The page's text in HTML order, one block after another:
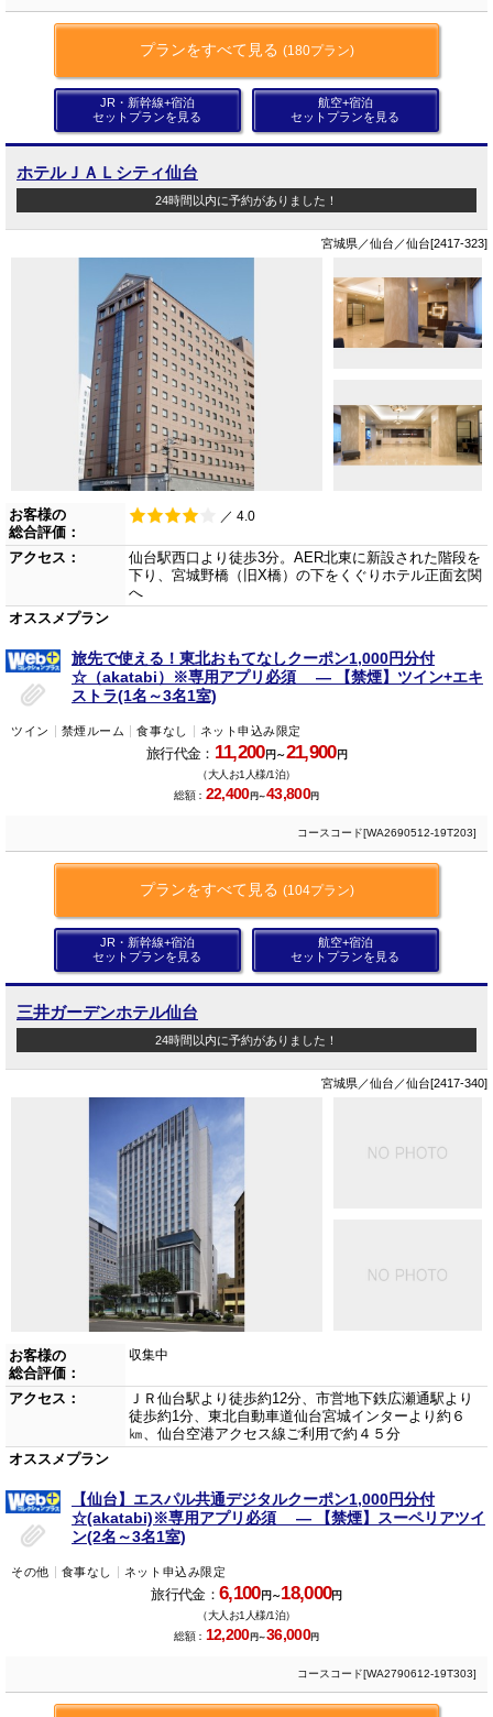
プランをすべて見る (180プラン)
JR・新幹線+宿泊
セットプランを見る
航空+宿泊
セットプランを見る
ホテルＪＡＬシティ仙台
24時間以内に予約がありました！
宮城県／仙台／仙台[2417-323]
お客様の
総合評価：
／ 4.0
アクセス：
仙台駅西口より徒歩3分。AER北東に新設された階段を
下り、宮城野橋（旧X橋）の下をくぐりホテル正面玄関
へ
オススメプラン
旅先で使える！東北おもてなしクーポン1,000円分付
☆（akatabi）※専用アプリ必須 ― 【禁煙】ツイン+エキ
ストラ(1名～3名1室)
ツイン 禁煙ルーム 食事なし ネット申込み限定
旅行代金： 11,200円～21,900円
（大人お1人様/1泊）
総額： 22,400円～43,800円
コースコード[WA2690512-19T203]
プランをすべて見る (104プラン)
JR・新幹線+宿泊
セットプランを見る
航空+宿泊
セットプランを見る
三井ガーデンホテル仙台
24時間以内に予約がありました！
宮城県／仙台／仙台[2417-340]
お客様の
総合評価：
収集中
アクセス：
ＪＲ仙台駅より徒歩約12分、市営地下鉄広瀬通駅より
徒歩約1分、東北自動車道仙台宮城インターより約６
㎞、仙台空港アクセス線ご利用で約４５分
オススメプラン
【仙台】エスパル共通デジタルクーポン1,000円分付
☆(akatabi)※専用アプリ必須 ― 【禁煙】スーペリアツイ
ン(2名～3名1室)
その他 食事なし ネット申込み限定
旅行代金： 6,100円～18,000円
（大人お1人様/1泊）
総額： 12,200円～36,000円
コースコード[WA2790612-19T303]